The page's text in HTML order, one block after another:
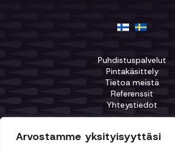
Arvostamme yksityisyyttäsi
Puhdistuspalvelut
Pintakäsittely
Tietoa meistä
Referenssit
Yhteystiedot